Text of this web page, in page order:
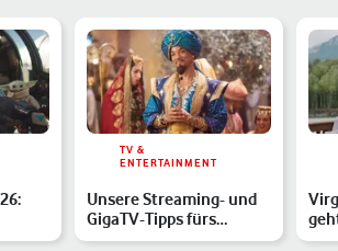
TV &
ENTERTAINMENT
Unsere Streaming- und
GigaTV-Tipps fürs
Wochenende